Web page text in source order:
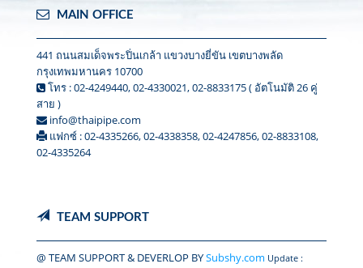
MAIN OFFICE
441 ถนนสมเด็จพระปิ่นเกล้า แขวงบางยี่ขัน เขตบางพลัด
กรุงเทพมหานคร 10700
โทร : 02-4249440, 02-4330021, 02-8833175 ( อัตโนมัติ 26 คู่
สาย )
info@thaipipe.com
แฟกซ์ : 02-4335266, 02-4338358, 02-4247856, 02-8833108,
02-4335264
TEAM SUPPORT
@ TEAM SUPPORT & DEVERLOP BYSubshy.com Update :